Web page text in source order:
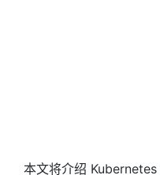
本文将介绍